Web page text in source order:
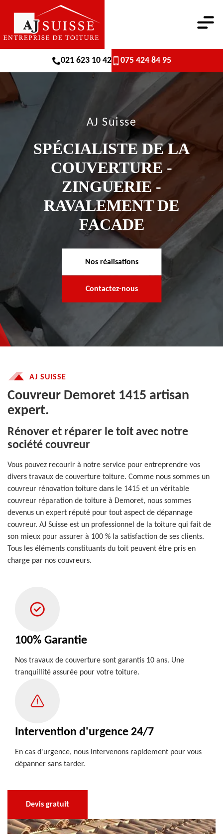
021 623 10 42 075 424 84 95
AJ Suisse
SPÉCIALISTE DE LA
COUVERTURE -
ZINGUERIE -
RAVALEMENT DE
FACADE
Nos réalisations
Contactez-nous
AJ SUISSE
Couvreur Demoret 1415 artisan
expert.
Rénover et réparer le toit avec notre
société couvreur
Vous pouvez recourir à notre service pour entreprendre vos
divers travaux de couverture toiture. Comme nous sommes un
couvreur rénovation toiture dans le 1415 et un véritable
couvreur réparation de toiture à Demoret, nous sommes
devenus un expert réputé pour tout aspect de dépannage
couvreur. AJ Suisse est un professionnel de la toiture qui fait de
son mieux pour assurer à 100 % la satisfaction de ses clients.
Tous les éléments constituants du toit peuvent être pris en
charge par nos couvreurs.
100% Garantie
Nos travaux de couverture sont garantis 10 ans. Une
tranquillité assurée pour votre toiture.
Intervention d'urgence 24/7
En cas d'urgence, nous intervenons rapidement pour vous
dépanner sans tarder.
Devis gratuit